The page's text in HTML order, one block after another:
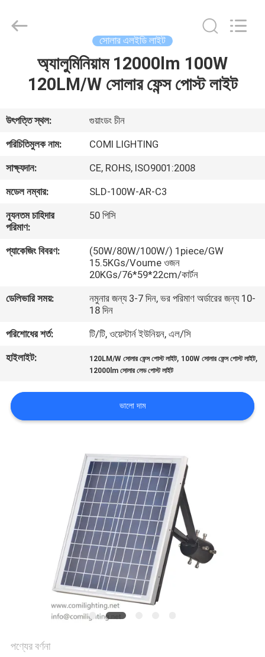
আমাদের
সম্পর্কে
কারখানা
ভ্রমণ
মান
করুন
মামলা
LIGHTING
LIMITED.
সোলার এলইডি লাইট
অ্যালুমিনিয়াম 12000lm 100W
120LM/W সোলার ফেন্স পোস্ট লাইট
উৎপত্তি স্থল:
গুয়াংডং চীন
পরিচিতিমুলক নাম:
COMI LIGHTING
সাক্ষ্যদান:
CE, ROHS, ISO9001:2008
মডেল নম্বার:
SLD-100W-AR-C3
ন্যূনতম চাহিদার
পরিমাণ:
50 পিসি
প্যাকেজিং বিবরণ:
(50W/80W/100W/) 1piece/GW
15.5KGs/Voume ওজন
20KGs/76*59*22cm/কার্টন
ডেলিভারি সময়:
নমুনার জন্য 3-7 দিন, ভর পরিমাণ অর্ডারের জন্য 10-
18 দিন
পরিশোধের শর্ত:
টি/টি, ওয়েস্টার্ন ইউনিয়ন, এল/সি
হাইলাইট:
120LM/W সোলার ফেন্স পোস্ট লাইট, 100W সোলার ফেন্স পোস্ট লাইট,
12000lm সোলার লেড পোস্ট লাইট
ভালো দাম
পণ্যের বর্ণনা